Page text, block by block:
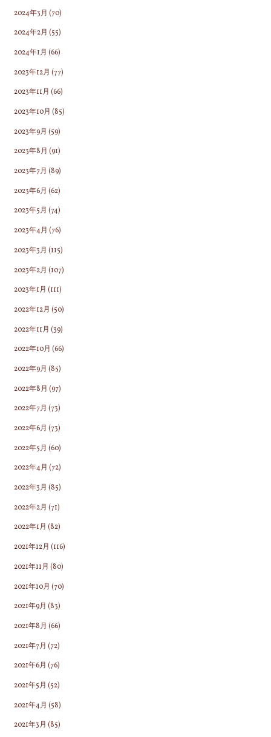
2024年3月 (70)
2024年2月 (55)
2024年1月 (66)
2023年12月 (77)
2023年11月 (66)
2023年10月 (85)
2023年9月 (59)
2023年8月 (91)
2023年7月 (89)
2023年6月 (62)
2023年5月 (74)
2023年4月 (76)
2023年3月 (115)
2023年2月 (107)
2023年1月 (111)
2022年12月 (50)
2022年11月 (39)
2022年10月 (66)
2022年9月 (85)
2022年8月 (97)
2022年7月 (73)
2022年6月 (73)
2022年5月 (60)
2022年4月 (72)
2022年3月 (85)
2022年2月 (71)
2022年1月 (82)
2021年12月 (116)
2021年11月 (80)
2021年10月 (70)
2021年9月 (83)
2021年8月 (66)
2021年7月 (72)
2021年6月 (76)
2021年5月 (52)
2021年4月 (58)
2021年3月 (85)